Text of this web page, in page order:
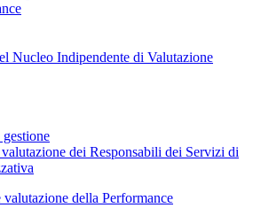
Nucleo Indipendente di Valutazione
dei Responsabili dei Servizi di
valutazione della Performance